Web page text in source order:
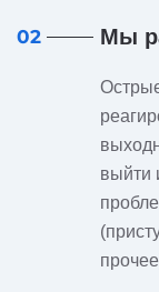
02 Мы
выйти